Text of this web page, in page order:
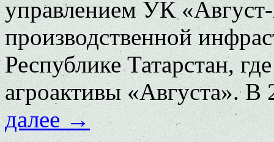
управлением УК
производственной
Республике Татарстан,
агроактивы «Августа».
далее→